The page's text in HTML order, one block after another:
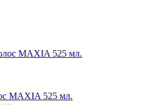
MAXIA 525 мл.